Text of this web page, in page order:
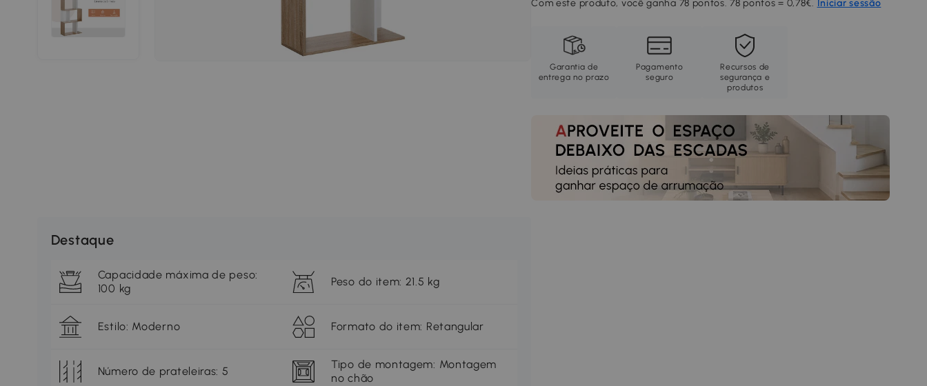
Com este produto, você ganha 78 pontos. 78 pontos = 0,78€. Iniciar sessão
Garantia de
entrega no prazo
Pagamento
seguro
Recursos de
segurança e
produtos
Destaque
Capacidade máxima de peso:
100 kg
Peso do item: 21.5 kg
Estilo: Moderno Formato do item: Retangular
Número de prateleiras: 5
Tipo de montagem: Montagem
no chão